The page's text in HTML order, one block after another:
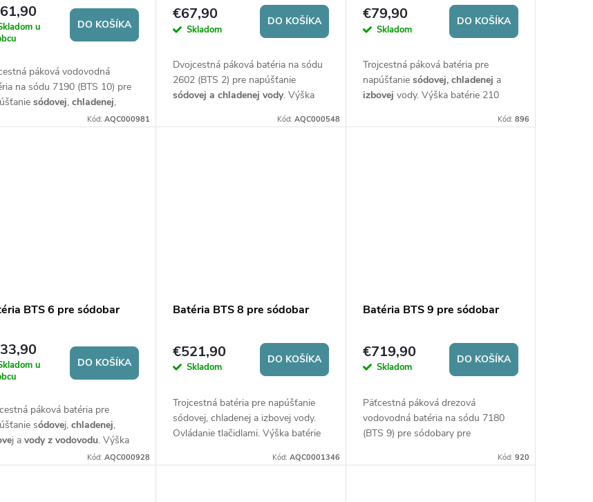
u
DO KOŠÍKA
páková vodovodná
na sódu 7190 (BTS 10) pre
sódovej, chladenej,
vody z vodovodu. Výška
Kód:AQC000981
€67,90
Skladom
DO KOŠÍKA
Dvojcestná páková batéria na sódu
2602 (BTS 2) pre napúšťanie
sódovej a chladenej vody. Výška
Kód: AQC000548
€79,90
Skladom
DO KOŠÍKA
Trojcestná páková batéria pre
napúšťanie sódovej, chladenej a
izbovej vody. Výška batérie 210
Kód: 896
BTS 6 pre sódobar
u
DO KOŠÍKA
páková batéria pre
sódovej, chladenej,
j a vody z vodovodu. Výška
Kód:AQC000928
Batéria BTS 8 pre sódobar
€521,90
Skladom
DO KOŠÍKA
Trojcestná batéria pre napúšťanie
sódovej, chladenej a izbovej vody.
Ovládanie tlačidlami. Výška batérie
Kód: AQC0001346
Batéria BTS 9 pre sódobar
€719,90
Skladom
DO KOŠÍKA
Päťcestná páková drezová
vodovodná batéria na sódu 7180
(BTS 9) pre sódobary pre
izbovejavody z vodovodu.
Kód: 920